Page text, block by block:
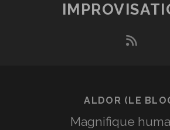
rss
ALDOR (LE
Magnifique